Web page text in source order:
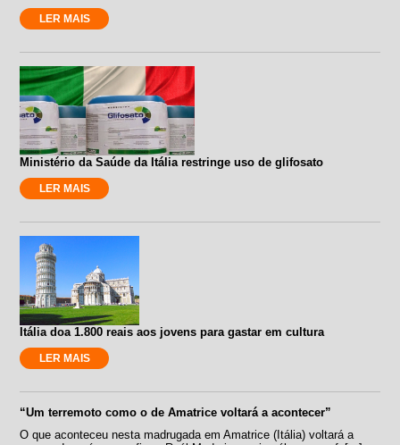
LER MAIS
Ministério da Saúde da Itália restringe uso de glifosato
LER MAIS
Itália doa 1.800 reais aos jovens para gastar em cultura
LER MAIS
“Um terremoto como o de Amatrice voltará a acontecer”
O que aconteceu nesta madrugada em Amatrice (Itália) voltará a